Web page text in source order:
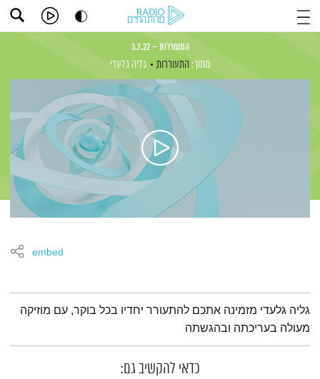
התעוררות – 3.7.22
מתוך: התעוררות גליה גלעדי
embed
תמצית הפודקאסט
גליה גלעדי מזמינה אתכם להתעורר יחדיו בכל בוקר, עם מוזיקה
מעולה בעריכתה ובהגשתה
כדאי להקשיב גם: